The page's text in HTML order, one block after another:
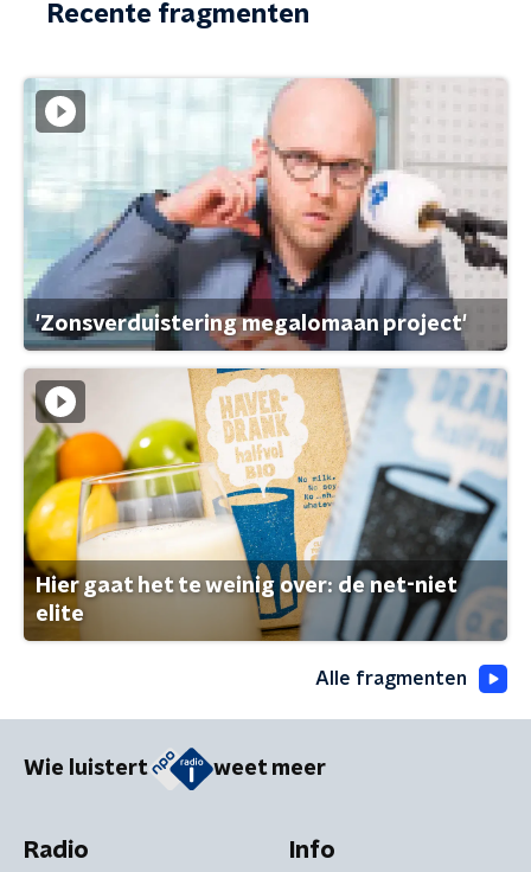
Recente fragmenten
'Zonsverduistering megalomaan project'
Hier gaat het te weinig over: de net-niet
elite
Alle fragmenten
Wie luistert weet meer
Radio Info